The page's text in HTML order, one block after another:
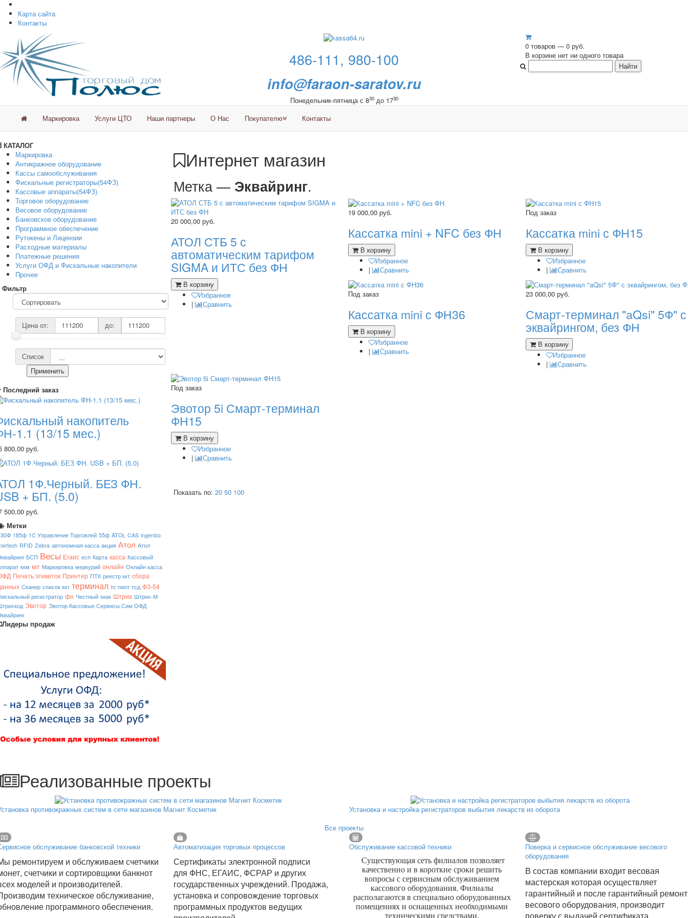
Карта сайта
Контакты
486-111, 980-100
info@faraon-saratov.ru
Понедельник-пятница с 830до 1730
0 товаров — 0 руб.
В корзине нет ни одного товара
Маркировка Услуги ЦТО Наши партнеры О Нас Покупателю Контакты
КАТАЛОГ
Маркировка
Антикражное оборудование
Кассы самообслуживания
Фискальные регистраторы(54ФЗ)
Кассовые аппараты(54ФЗ)
Торговое оборудование
Весовое оборудование
Банковское оборудование
Программное обеспечение
Рутокены и Лицензии
Расходные материалы
Платежные решения
Услуги ОФД и Фискальные накопители
Прочее
Фильтр
Цена от: до:
Список
Применить
Последний заказ
накопитель
1.1 (13/15 мес.)
800,00 руб.
1Ф.Черный. БЕЗ ФН.
+ БП. (5.0)
500,00 руб.
Метки
185ф 1C Управление Торговлей 55ф ATOL CAS ingenico
RFID Zebra автономная касса акция Атол Атол
БСП Весы Егаис есп Карта касса Кассовый
ккм ккт Маркировка меркурий онлайн Онлайн касса
Печать этикеток Принтер ПТК реестр ккт сбора
Сканер список ккт терминал тс пиот тсд ФЗ-54
регистратор фн Честный знак Штрих Штрих-М
Эвотор Эвотор Кассовые Сервисы Сим ОФД
Лидеры продаж
Интернет магазин
Метка — Эквайринг.
20 000,00 руб.
АТОЛ СТБ 5 с
автоматическим тарифом
SIGMA и ИТС без ФН
В корзину
Избранное
|
Сравнить
19 000,00 руб.
Кассатка mini + NFC без ФН
В корзину
Избранное
|
Сравнить
Под заказ
Кассатка mini с ФН15
В корзину
Избранное
|
Сравнить
Под заказ
Кассатка mini с ФН36
В корзину
Избранное
|
Сравнить
23 000,00 руб.
Смарт-терминал "aQsi" 5Ф" с
эквайрингом, без ФН
В корзину
Избранное
|
Сравнить
Под заказ
Эвотор 5i Смарт-терминал
ФН15
В корзину
Избранное
|
Сравнить
Показать по: 20 50 100
Реализованные проекты
противокражных систем в сети магазинов Магнит Косметик
Установка и настройка регистраторов выбытия лекарств из оборота
Все проекты
обслуживание банковской техники
ремонтируем и обслуживаем счетчики
счетчики и сортировщики банкнот
моделей и производителей.
техническое обслуживание,
программного обеспечения.
Автоматизация торговых процессов
Сертификаты электронной подписи
для ФНС, ЕГАИС, ФСРАР и других
государственных учреждений. Продажа,
установка и сопровождение торговых
программных продуктов ведущих
Обслуживание кассовой техники
Существующая сеть филиалов позволяет
качественно и в короткие сроки решить
вопросы с сервисным обслуживанием
кассового оборудования. Филиалы
располагаются в специально оборудованных
помещениях и оснащенных необходимыми
техническими средствами.
Поверка и сервисное обслуживание весового
оборудования
В состав компании входит весовая
мастерская которая осуществляет
гарантийный и после гарантийный ремонт
весового оборудования, производит
поверку с выдачей сертификата